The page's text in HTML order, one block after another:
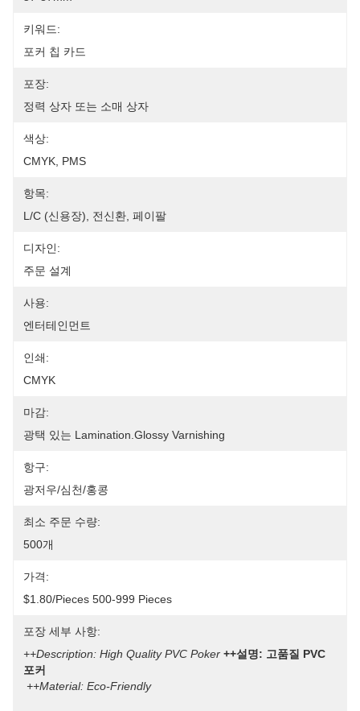
키워드:
포커 칩 카드
포장:
정력 상자 또는 소매 상자
색상:
CMYK, PMS
항목:
L/C (신용장), 전신환, 페이팔
디자인:
주문 설계
사용:
엔터테인먼트
인쇄:
CMYK
마감:
광택 있는 Lamination.glossy Varnishing
항구:
광저우/심천/홍콩
최소 주문 수량:
500개
가격:
$1.80/pieces 500-999 Pieces
포장 세부 사항:
++Description: High Quality PVC Poker ++설명: 고품질 PVC
포커
++Material: Eco-Friendly